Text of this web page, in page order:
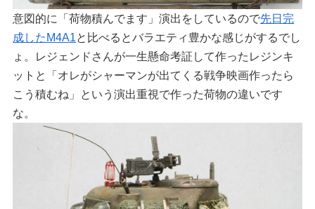
意図的に「荷物積んでます」演出をしているので先日完
成したM4A1と比べるとバラエティ豊かな感じがするでし
ょ。レジェンドさんが一生懸命考証して作ったレジンキ
ットと「オレがシャーマンが出てくる戦争映画作ったら
こう積むね」という演出重視で作った荷物の違いです
な。